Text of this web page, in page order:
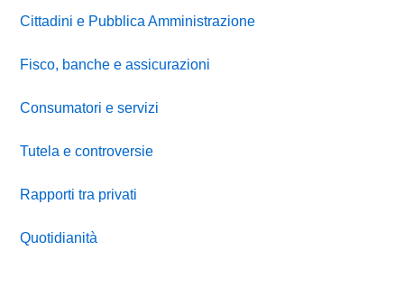
Cittadini e Pubblica Amministrazione
Fisco, banche e assicurazioni
Consumatori e servizi
Tutela e controversie
Rapporti tra privati
Quotidianità